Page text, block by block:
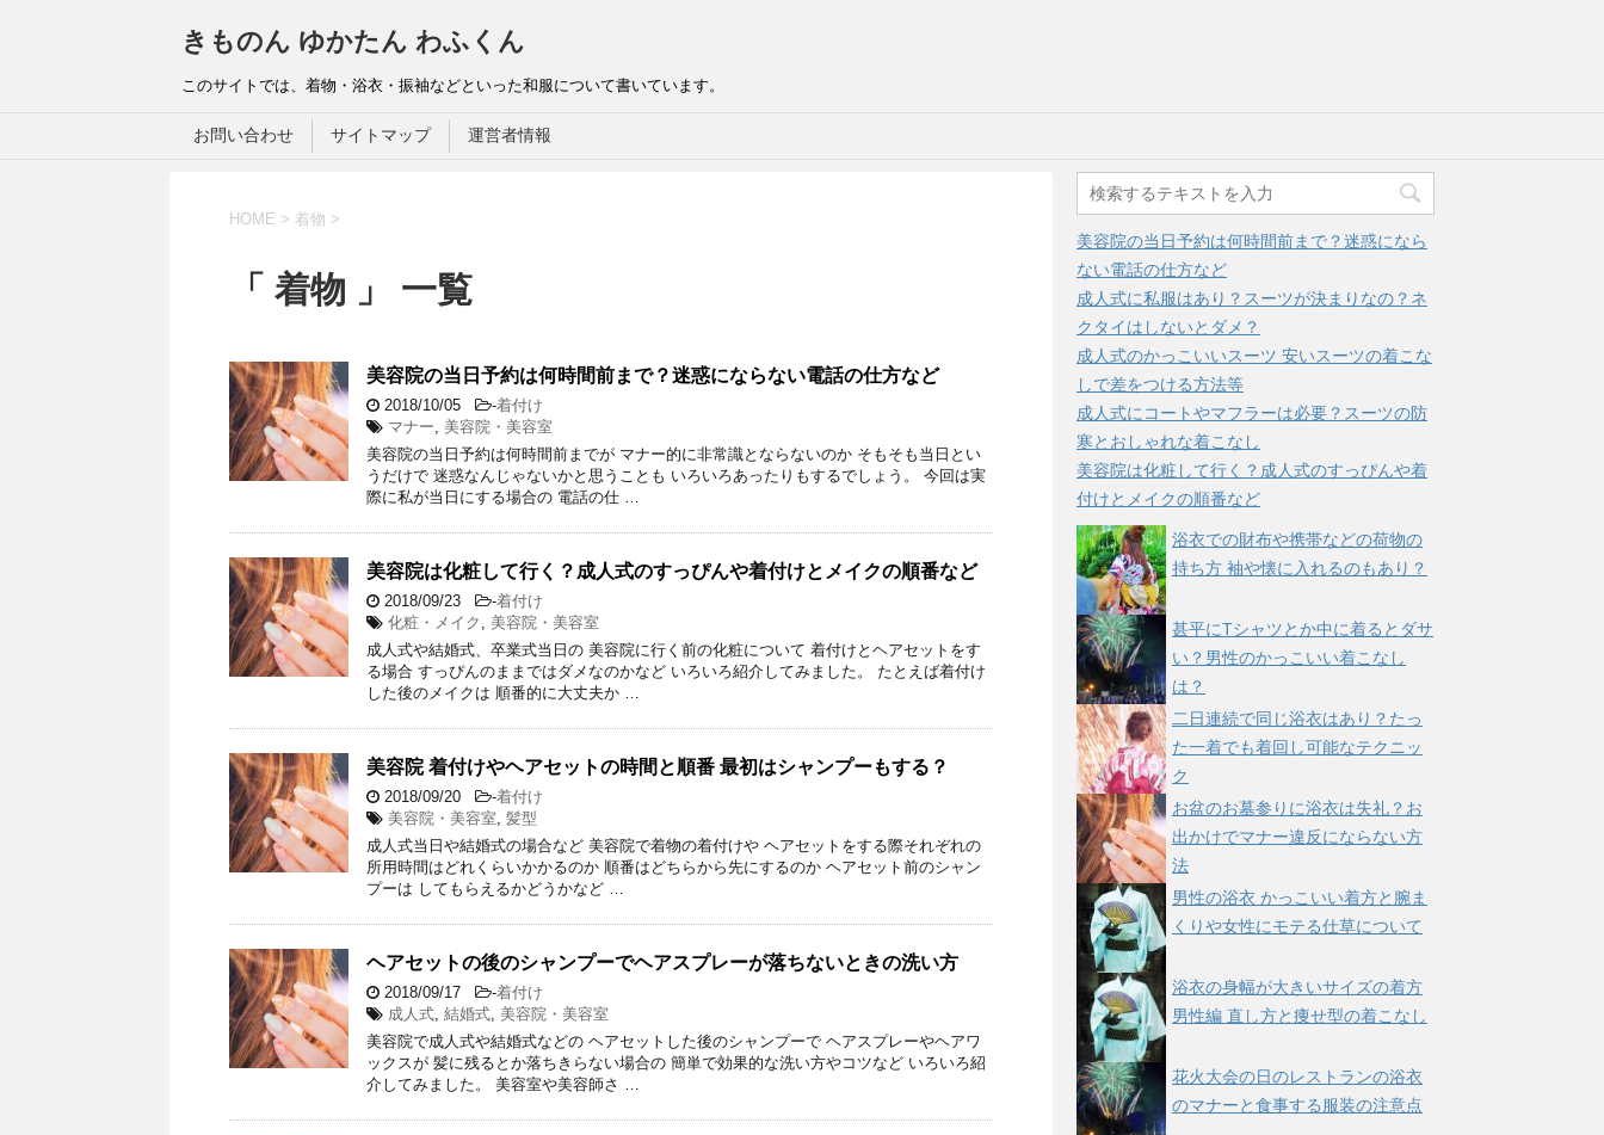
きものん ゆかたん わふくん
このサイトでは、着物・浴衣・振袖などといった和服について書いています。
お問い合わせ サイトマップ 運営者情報
HOME > 着物 >
「 着物 」 一覧
美容院の当日予約は何時間前まで？迷惑にならない電話の仕方など
2018/10/05 -着付け
マナー, 美容院・美容室
美容院の当日予約は何時間前までが マナー的に非常識とならないのか そもそも当日とい
うだけで 迷惑なんじゃないかと思うことも いろいろあったりもするでしょう。 今回は実
際に私が当日にする場合の 電話の仕 …
美容院は化粧して行く？成人式のすっぴんや着付けとメイクの順番など
2018/09/23 -着付け
化粧・メイク , 美容院・美容室
成人式や結婚式、卒業式当日の 美容院に行く前の化粧について 着付けとヘアセットをす
る場合 すっぴんのままではダメなのかなど いろいろ紹介してみました。 たとえば着付け
した後のメイクは 順番的に大丈夫か …
美容院 着付けやヘアセットの時間と順番 最初はシャンプーもする？
2018/09/20 -着付け
美容院・美容室, 髪型
成人式当日や結婚式の場合など 美容院で着物の着付けや ヘアセットをする際それぞれの
所用時間はどれくらいかかるのか 順番はどちらから先にするのか ヘアセット前のシャン
プーは してもらえるかどうかなど …
ヘアセットの後のシャンプーでヘアスプレーが落ちないときの洗い方
2018/09/17 -着付け
成人式, 結婚式, 美容院・美容室
美容院で成人式や結婚式などの ヘアセットした後のシャンプーで ヘアスプレーやヘアワ
ックスが 髪に残るとか落ちきらない場合の 簡単で効果的な洗い方やコツなど いろいろ紹
介してみました。 美容室や美容師さ …
美容院の当日予約は何時間前まで？迷惑になら
ない電話の仕方など
成人式に私服はあり？スーツが決まりなの？ネ
クタイはしないとダメ？
成人式のかっこいいスーツ 安いスーツの着こな
しで差をつける方法等
成人式にコートやマフラーは必要？スーツの防
寒とおしゃれな着こなし
美容院は化粧して行く？成人式のすっぴんや着
付けとメイクの順番など
浴衣での財布や携帯などの荷物の
持ち方 袖や懐に入れるのもあり？
甚平にTシャツとか中に着るとダサ
い？男性のかっこいい着こなし
は？
二日連続で同じ浴衣はあり？たっ
た一着でも着回し可能なテクニッ
ク
お盆のお墓参りに浴衣は失礼？お
出かけでマナー違反にならない方
法
男性の浴衣 かっこいい着方と腕ま
くりや女性にモテる仕草について
浴衣の身幅が大きいサイズの着方
男性編 直し方と痩せ型の着こなし
花火大会の日のレストランの浴衣
のマナーと食事する服装の注意点